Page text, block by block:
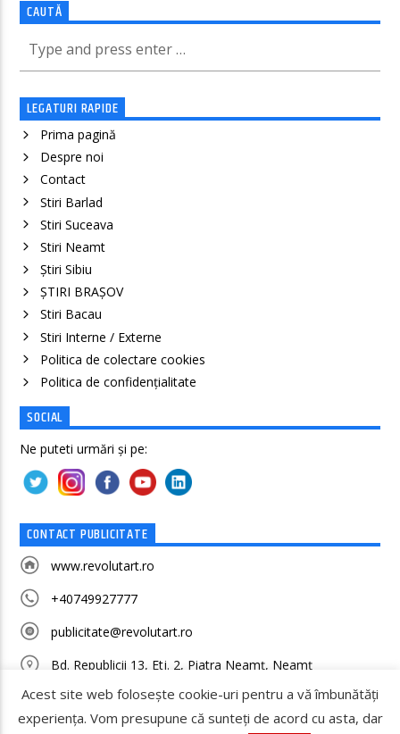
CAUTĂ
LEGATURI RAPIDE
Prima pagină
Despre noi
Contact
Stiri Barlad
Stiri Suceava
Stiri Neamt
Știri Sibiu
ȘTIRI BRAȘOV
Stiri Bacau
Stiri Interne / Externe
Politica de colectare cookies
Politica de confidenţialitate
SOCIAL
Ne puteti urmări și pe:
CONTACT PUBLICITATE
www.revolutart.ro
+40749927777
publicitate@revolutart.ro
Bd. Republicii 13, Etj. 2, Piatra Neamț, Neamț
Acest site web folosește cookie-uri pentru a vă îmbunătăți
experiența. Vom presupune că sunteți de acord cu asta, dar